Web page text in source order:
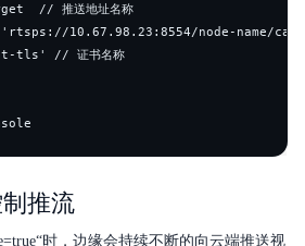
推流
时，边缘会持续不断的向云端推送视